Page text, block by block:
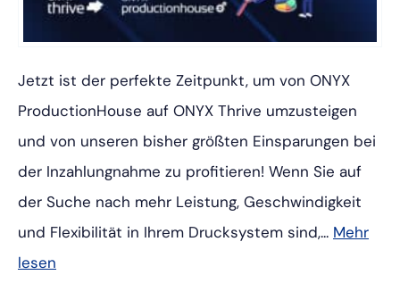
Jetzt ist der perfekte Zeitpunkt, um von ONYX
ProductionHouse auf ONYX Thrive umzusteigen
und von unseren bisher größten Einsparungen bei
der Inzahlungnahme zu profitieren! Wenn Sie auf
der Suche nach mehr Leistung, Geschwindigkeit
und Flexibilität in Ihrem Drucksystem sind,... Mehr
lesen